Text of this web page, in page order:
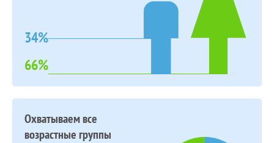
34%
66%
Охватываем все
возрастные группы